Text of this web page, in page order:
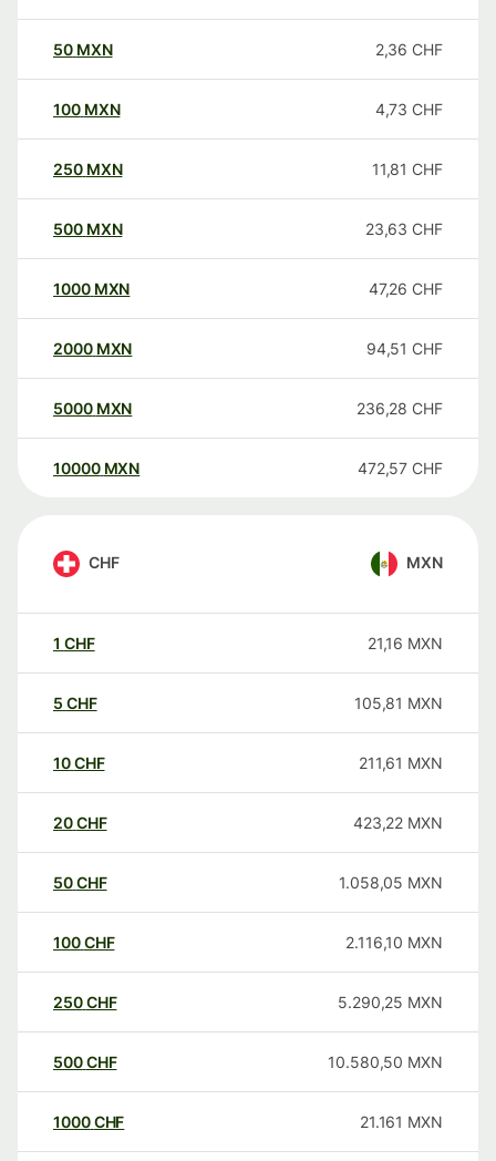
50 MXN 2,36 CHF
100 MXN 4,73 CHF
250 MXN 11,81 CHF
500 MXN 23,63 CHF
1000 MXN 47,26 CHF
2000 MXN 94,51 CHF
5000 MXN 236,28 CHF
10000 MXN 472,57 CHF
CHF MXN
1 CHF 21,16 MXN
5 CHF 105,81 MXN
10CHF 211,61 MXN
20CHF 423,22 MXN
50CHF 1.058,05 MXN
100CHF 2.116,10 MXN
250CHF 5.290,25 MXN
500CHF 10.580,50 MXN
1000CHF 21.161 MXN